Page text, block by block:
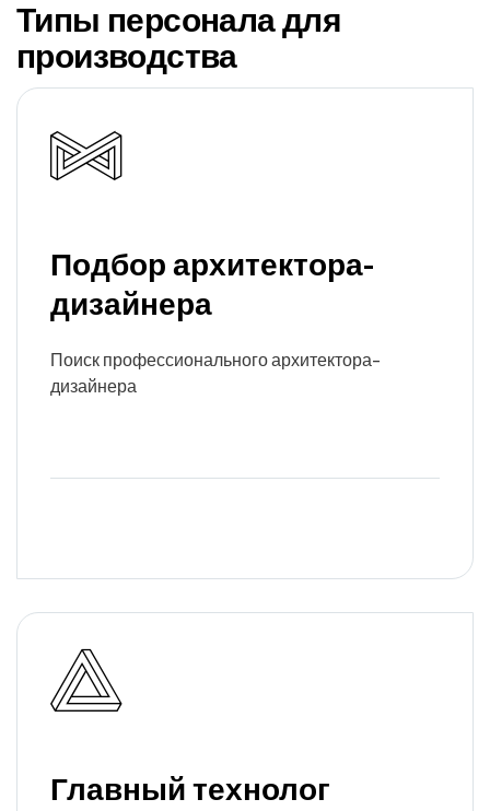
Типы персонала для
производства
Подбор архитектора-
дизайнера
Поиск профессионального архитектора-
дизайнера
Главный технолог